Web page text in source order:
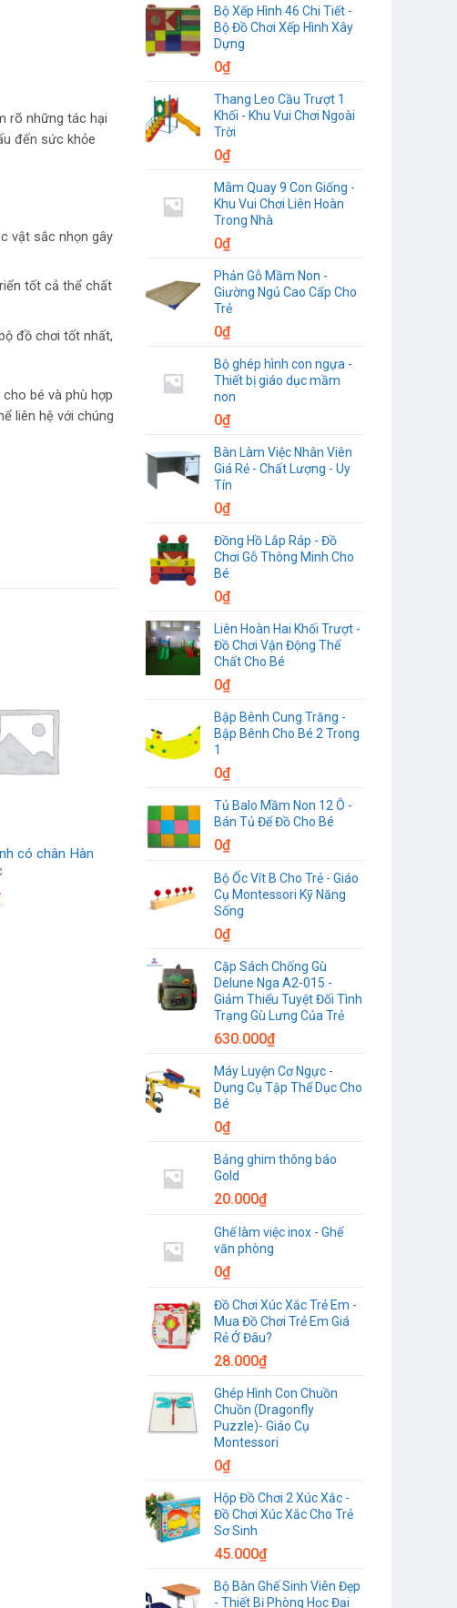
rõ những tác hại
đến sức khỏe
vật sắc nhọn gây
tốt cả thể chất
đồ chơi tốt nhất,
bé và phù hợp
liên hệ với chúng
có chân Hàn
Bộ Xếp Hình 46 Chi Tiết -
Bộ Đồ Chơi Xếp Hình Xây
Dựng
0₫
Thang Leo Cầu Trượt 1
Khối - Khu Vui Chơi Ngoài
Trời
0₫
Mâm Quay 9 Con Giống -
Khu Vui Chơi Liên Hoàn
Trong Nhà
0₫
Phản Gỗ Mầm Non -
Giường Ngủ Cao Cấp Cho
Trẻ
0₫
Bộ ghép hình con ngựa -
Thiết bị giáo dục mầm
non
0₫
Bàn Làm Việc Nhân Viên
Giá Rẻ - Chất Lượng - Uy
Tín
0₫
Đồng Hồ Lắp Ráp - Đồ
Chơi Gỗ Thông Minh Cho
Bé
0₫
Liên Hoàn Hai Khối Trượt -
Đồ Chơi Vận Động Thể
Chất Cho Bé
0₫
Bập Bênh Cung Trăng -
Bập Bênh Cho Bé 2 Trong
1
0₫
Tủ Balo Mầm Non 12 Ô -
Bán Tủ Để Đồ Cho Bé
0₫
Bộ Ốc Vít B Cho Trẻ - Giáo
Cụ Montessori Kỹ Năng
Sống
0₫
Cặp Sách Chống Gù
Delune Nga A2-015 -
Giảm Thiểu Tuyệt Đối Tình
Trạng Gù Lưng Của Trẻ
630.000₫
Máy Luyện Cơ Ngực -
Dụng Cụ Tập Thể Dục Cho
Bé
0₫
Bảng ghim thông báo
Gold
20.000₫
Ghế làm việc inox - Ghế
văn phòng
0₫
Đồ Chơi Xúc Xắc Trẻ Em -
Mua Đồ Chơi Trẻ Em Giá
Rẻ Ở Đâu?
28.000₫
Ghép Hình Con Chuồn
Chuồn (Dragonfly
Puzzle)- Giáo Cụ
Montessori
0₫
Hộp Đồ Chơi 2 Xúc Xắc -
Đồ Chơi Xúc Xắc Cho Trẻ
Sơ Sinh
45.000₫
Bộ Bàn Ghế Sinh Viên Đẹp
- Thiết Bị Phòng Học Đại